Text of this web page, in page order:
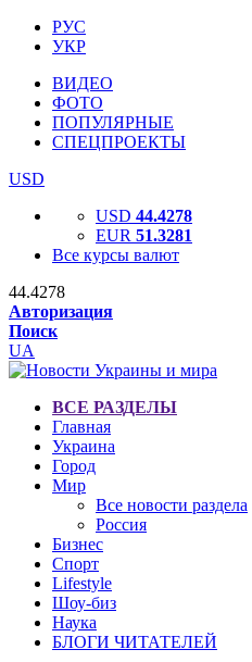
РУС
УКР
ВИДЕО
ФОТО
ПОПУЛЯРНЫЕ
СПЕЦПРОЕКТЫ
USD
USD 44.4278
EUR 51.3281
Все курсы валют
44.4278
Авторизация
Поиск
UA
ВСЕ РАЗДЕЛЫ
Главная
Украина
Город
Мир
Все новости раздела
Россия
Бизнес
Спорт
Lifestyle
Шоу-биз
Наука
БЛОГИ ЧИТАТЕЛЕЙ